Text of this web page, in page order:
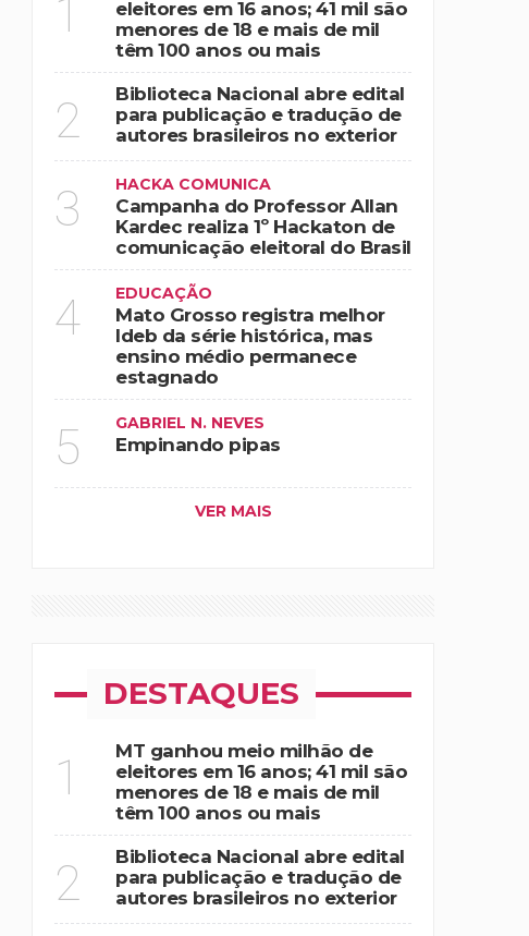
1
eleitores em 16 anos; 41 mil são
menores de 18 e mais de mil
têm 100 anos ou mais
2
Biblioteca Nacional abre edital
para publicação e tradução de
autores brasileiros no exterior
3 HACKA COMUNICA
Campanha do Professor Allan
Kardec realiza 1º Hackaton de
comunicação eleitoral do Brasil
4 EDUCAÇÃO
Mato Grosso registra melhor
Ideb da série histórica, mas
ensino médio permanece
estagnado
5 GABRIEL N. NEVES
Empinando pipas
VER MAIS
DESTAQUES
1
MT ganhou meio milhão de
eleitores em 16 anos; 41 mil são
menores de 18 e mais de mil
têm 100 anos ou mais
2
Biblioteca Nacional abre edital
para publicação e tradução de
autores brasileiros no exterior